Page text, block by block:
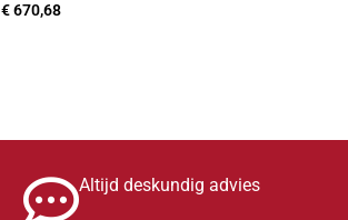
€670,68
Altijd deskundig advies